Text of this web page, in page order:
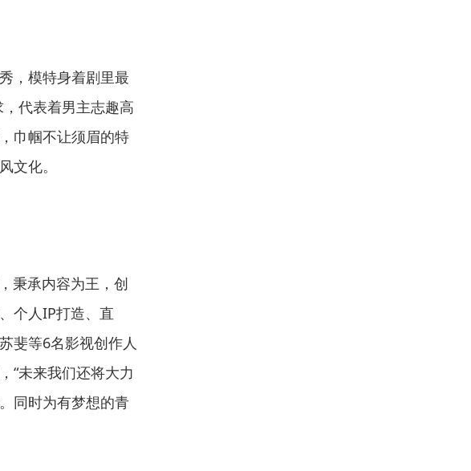
，模特身着剧里最
代表着男主志趣高
巾帼不让须眉的特
文化。
秉承内容为王，创
个人IP打造、直
斐等6名影视创作人
“未来我们还将大力
同时为有梦想的青